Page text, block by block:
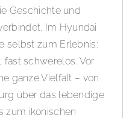
Geschichte und
Im Hyundai
selbst zum Erlebnis:
schwerelos. Vor
ganze Vielfalt – von
über das lebendige
zum ikonischen